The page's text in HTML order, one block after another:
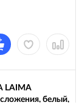
LAIMA
сложения, белый,